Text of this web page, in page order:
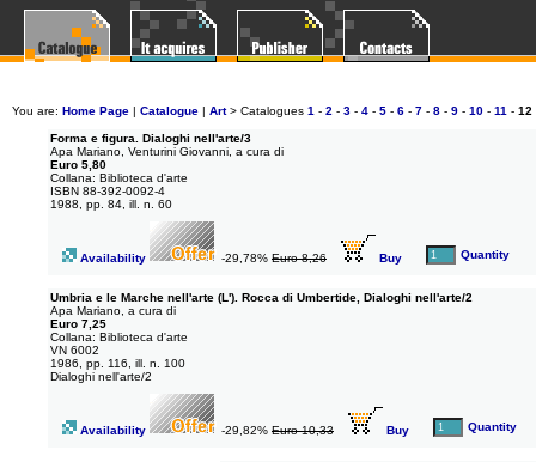
You are: Home Page | Catalogue | Art> Catalogues 1 - 2 - 3 - 4 - 5 - 6 - 7 - 8 - 9 - 10 - 11 - 12
Forma e figura. Dialoghi nell'arte/3
Apa Mariano, Venturini Giovanni, a cura di
Euro 5,80
Collana: Biblioteca d'arte
ISBN 88-392-0092-4
1988, pp. 84, ill. n. 60
Availability -29,78% Euro 8,26 Buy Quantity
Umbria e le Marche nell'arte (L'). Rocca di Umbertide, Dialoghi nell'arte/2
Apa Mariano, a cura di
Euro 7,25
Collana: Biblioteca d'arte
VN 6002
1986, pp. 116, ill. n. 100
Dialoghi nell'arte/2
Availability -29,82% Euro 10,33 Buy Quantity